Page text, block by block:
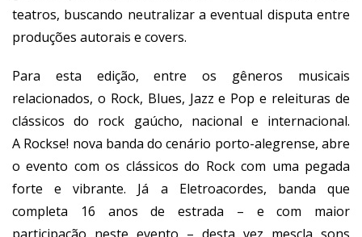
teatros, buscando neutralizar a eventual disputa entre
produções autorais e covers.
Para esta edição, entre os gêneros musicais
relacionados, o Rock, Blues, Jazz e Pop e releituras de
clássicos do rock gaúcho, nacional e internacional.
A Rockse! nova banda do cenário porto-alegrense, abre
o evento com os clássicos do Rock com uma pegada
forte e vibrante. Já a Eletroacordes, banda que
completa 16 anos de estrada – e com maior